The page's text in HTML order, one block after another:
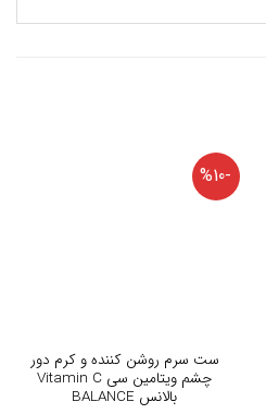
-%10
ست سرم روشن کننده و کرم دور
چشم ویتامین سی Vitamin C
بالانس BALANCE